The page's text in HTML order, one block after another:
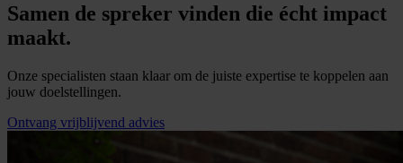
Samen de spreker vinden die écht impact
maakt.
Onze specialisten staan klaar om de juiste expertise te koppelen aan
jouw doelstellingen.
Ontvang vrijblijvend advies